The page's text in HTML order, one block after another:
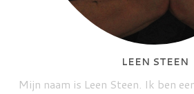
LEEN STEEN
Mijn naam is Leen Steen. Ik ben